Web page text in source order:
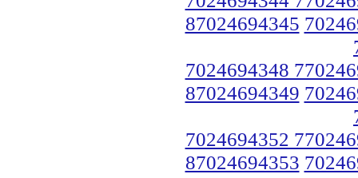
87024694345
7024694348
87024694349
7024694352
87024694353